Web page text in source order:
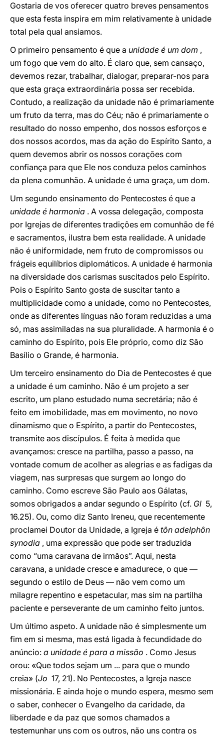
Gostaria de vos oferecer quatro breves pensamentos
que esta festa inspira em mim relativamente à unidade
total pela qual ansiamos.
O primeiro pensamento é que a unidade é um dom ,
um fogo que vem do alto. É claro que, sem cansaço,
devemos rezar, trabalhar, dialogar, preparar-nos para
que esta graça extraordinária possa ser recebida.
Contudo, a realização da unidade não é primariamente
um fruto da terra, mas do Céu; não é primariamente o
resultado do nosso empenho, dos nossos esforços e
dos nossos acordos, mas da ação do Espírito Santo, a
quem devemos abrir os nossos corações com
confiança para que Ele nos conduza pelos caminhos
da plena comunhão. A unidade é uma graça, um dom.
Um segundo ensinamento do Pentecostes é que a
unidade é harmonia . A vossa delegação, composta
por Igrejas de diferentes tradições em comunhão de fé
e sacramentos, ilustra bem esta realidade. A unidade
não é uniformidade, nem fruto de compromissos ou
frágeis equilíbrios diplomáticos. A unidade é harmonia
na diversidade dos carismas suscitados pelo Espírito.
Pois o Espírito Santo gosta de suscitar tanto a
multiplicidade como a unidade, como no Pentecostes,
onde as diferentes línguas não foram reduzidas a uma
só, mas assimiladas na sua pluralidade. A harmonia é o
caminho do Espírito, pois Ele próprio, como diz São
Basílio o Grande, é harmonia.
Um terceiro ensinamento do Dia de Pentecostes é que
a unidade é um caminho. Não é um projeto a ser
escrito, um plano estudado numa secretária; não é
feito em imobilidade, mas em movimento, no novo
dinamismo que o Espírito, a partir do Pentecostes,
transmite aos discípulos. É feita à medida que
avançamos: cresce na partilha, passo a passo, na
vontade comum de acolher as alegrias e as fadigas da
viagem, nas surpresas que surgem ao longo do
caminho. Como escreve São Paulo aos Gálatas,
somos obrigados a andar segundo o Espírito (cf. Gl 5,
16.25). Ou, como diz Santo Ireneu, que recentemente
proclamei Doutor da Unidade, a Igreja é tôn adelphôn
synodia , uma expressão que pode ser traduzida
como “uma caravana de irmãos”. Aqui, nesta
caravana, a unidade cresce e amadurece, o que —
segundo o estilo de Deus — não vem como um
milagre repentino e espetacular, mas sim na partilha
paciente e perseverante de um caminho feito juntos.
Um último aspeto. A unidade não é simplesmente um
fim em si mesma, mas está ligada à fecundidade do
anúncio: a unidade é para a missão . Como Jesus
orou: «Que todos sejam um ... para que o mundo
creia» (Jo 17, 21). No Pentecostes, a Igreja nasce
missionária. E ainda hoje o mundo espera, mesmo sem
o saber, conhecer o Evangelho da caridade, da
liberdade e da paz que somos chamados a
testemunhar uns com os outros, não uns contra os